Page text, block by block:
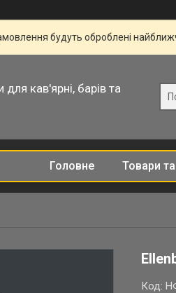
будуть оброблені
кав'ярні, барів та
Головне Товари
Код: